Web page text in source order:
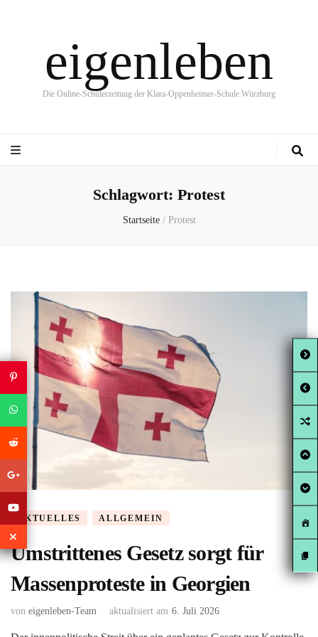
eigenleben
Die Online-Schülerzeitung der Klara-Oppenheimer-Schule Würzburg
Schlagwort: Protest
Startseite / Protest
AKTUELLES ALLGEMEIN
Umstrittenes Gesetz sorgt für
Massenproteste in Georgien
von eigenleben-Team aktualisiert am 6. Juli 2026